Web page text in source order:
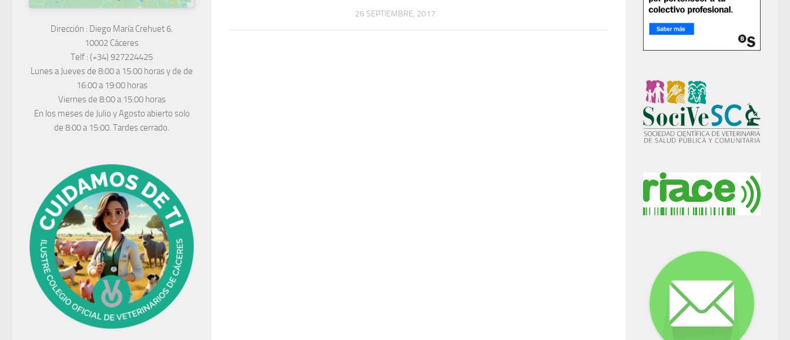
26 SEPTIEMBRE, 2017
Dirección : Diego María Crehuet 6.
10002 Cáceres
Telf : (+34) 927224425
Lunes a Jueves de 8:00 a 15:00 horas y de de
16:00 a 19:00 horas
Viernes de 8:00 a 15:00 horas
En los meses de Julio y Agosto abierto solo
de 8:00 a 15:00. Tardes cerrado.